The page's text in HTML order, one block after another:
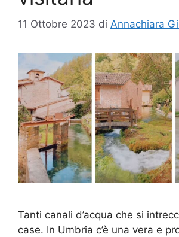
11 Ottobre 2023 di Annachiara
Tanti canali d’acqua che si
case. In Umbria c’è una vera e